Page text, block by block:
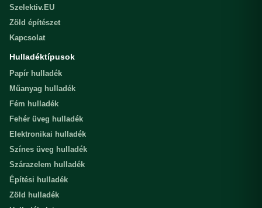
Szelektiv.EU
Zöld építészet
Kapcsolat
Hulladéktípusok
Papír hulladék
Műanyag hulladék
Fém hulladék
Fehér üveg hulladék
Elektronikai hulladék
Színes üveg hulladék
Szárazelem hulladék
Építési hulladék
Zöld hulladék